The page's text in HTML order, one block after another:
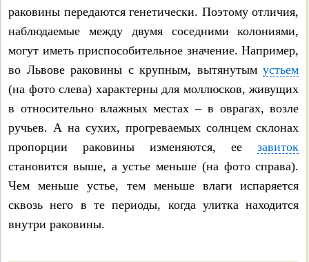
Arianta arbustorum
Arianta petrii
Fruticicola fruticum
Monacha fruticola
Monacha cartusiana
Euomphalia strigella
Pseudotrichia rubiginosa
раковины передаются генетически. Поэтому отличия,
наблюдаемые между двумя соседними колониями,
могут иметь приспособительное значение. Например,
во Львове раковины с крупным, вытянутымустьем
(на фото слева) характерны для моллюсков, живущих
в относительно влажных местах – в оврагах, возле
ручьев. А на сухих, прогреваемых солнцем склонах
пропорции раковины изменяются, еезавиток
становится выше, а устье меньше (на фото справа).
Чем меньше устье, тем меньше влаги испаряется
сквозь него в те периоды, когда улитка находится
внутри раковины.